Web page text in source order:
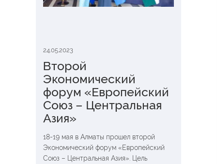
24.05.2023
Второй
Экономический
форум «Европейский
Союз – Центральная
Азия»
18-19 мая в Алматы прошел второй
Экономический форум «Европейский
Союз – Центральная Азия». Цель